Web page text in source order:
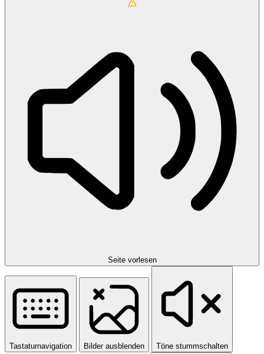
Seite vorlesen
Tastaturnavigation Bilder ausblenden Töne stummschalten